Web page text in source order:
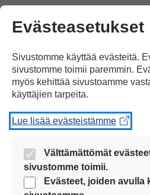
on nähty yksitoista
Nyt
Evästeasetukset
Sivustomme käyttää evästeitä.
sivustomme toimii paremmin.
myös kehittää sivustoamme
käyttäjien tarpeita.
Lue lisää evästeistämme
Välttämättömät
sivustomme toimii.
Nämä evästeet ovat aina
sivustoamme voi käyttää
Evästeet, joiden avulla